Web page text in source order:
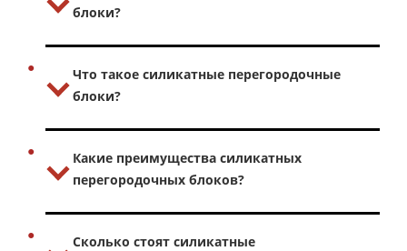
блоки?
Что такое силикатные перегородочные
блоки?
Какие преимущества силикатных
перегородочных блоков?
Сколько стоят силикатные